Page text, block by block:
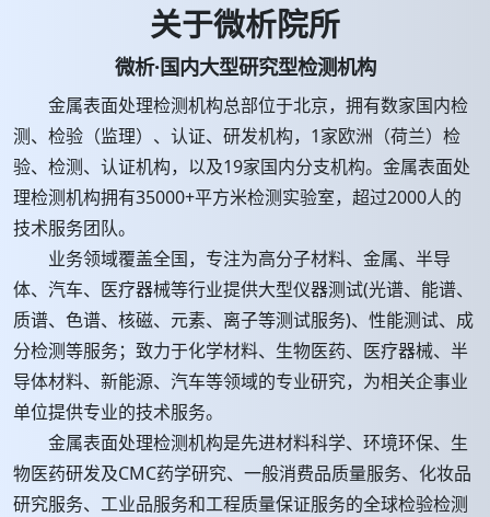
关于微析院所
微析·国内大型研究型检测机构
金属表面处理检测机构总部位于北京，拥有数家国内检
测、检验（监理）、认证、研发机构，1家欧洲（荷兰）检
验、检测、认证机构，以及19家国内分支机构。金属表面处
理检测机构拥有35000+平方米检测实验室，超过2000人的
技术服务团队。
业务领域覆盖全国，专注为高分子材料、金属、半导
体、汽车、医疗器械等行业提供大型仪器测试(光谱、能谱、
质谱、色谱、核磁、元素、离子等测试服务)、性能测试、成
分检测等服务；致力于化学材料、生物医药、医疗器械、半
导体材料、新能源、汽车等领域的专业研究，为相关企事业
单位提供专业的技术服务。
金属表面处理检测机构是先进材料科学、环境环保、生
物医药研发及CMC药学研究、一般消费品质量服务、化妆品
研究服务、工业品服务和工程质量保证服务的全球检验检测